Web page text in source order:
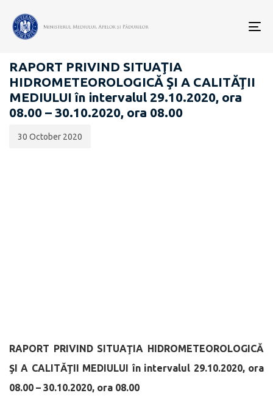
RAPOARTE ZILNICE STAREA MEDIULUI
RAPORT PRIVIND SITUAŢIA
HIDROMETEOROLOGICĂ ŞI A CALITĂŢII
MEDIULUI în intervalul 29.10.2020, ora
08.00 – 30.10.2020, ora 08.00
publicării:
30 October 2020
RAPORT PRIVIND SITUAŢIA HIDROMETEOROLOGICĂ
ŞI A CALITĂŢII MEDIULUI în intervalul 29.10.2020, ora
08.00 – 30.10.2020, ora 08.00